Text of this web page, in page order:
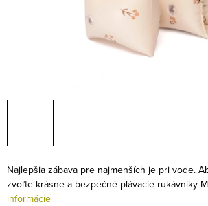
Najlepšia zábava pre najmenších je pri vode.
zvoľte krásne a bezpečné plávacie rukávniky
informácie